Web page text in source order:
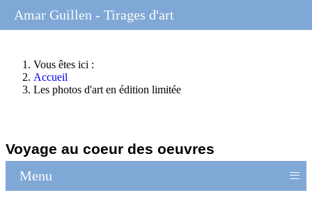
Vous êtes ici :
Accueil
Les photos d'art en édition limitée
Voyage au coeur des oeuvres
Menu ≡
Amar Guillen - Tirages d'art